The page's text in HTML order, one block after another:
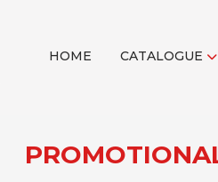
HOME CATALOGUE